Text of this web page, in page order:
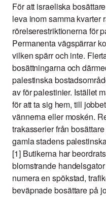
För att israeliska
leva inom samma kvarter
rörelserestriktionerna för
Permanenta vägspärrar
vilken spärr och inte.
bosättningarna och
palestinska
av för palestinier. Istället
för att ta sig hem, till
vännerna eller moskén.
trakasserier från
gamla stadens
[1] Butikerna har
blomstrande
numera en spökstad,
beväpnade bosättare på